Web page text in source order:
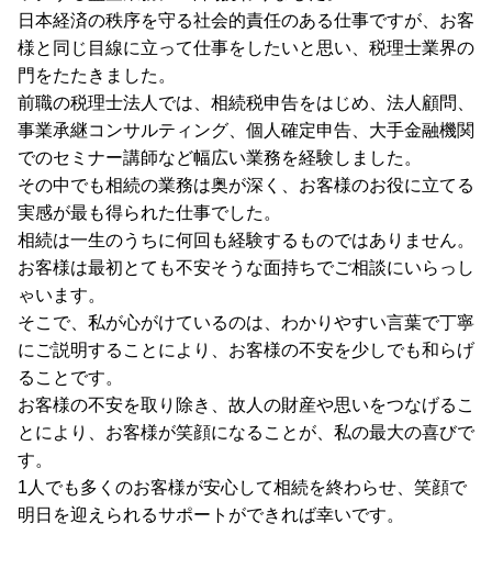
日本経済の秩序を守る社会的責任のある仕事ですが、お客
様と同じ目線に立って仕事をしたいと思い、税理士業界の
門をたたきました。
前職の税理士法人では、相続税申告をはじめ、法人顧問、
事業承継コンサルティング、個人確定申告、大手金融機関
でのセミナー講師など幅広い業務を経験しました。
その中でも相続の業務は奥が深く、お客様のお役に立てる
実感が最も得られた仕事でした。
相続は一生のうちに何回も経験するものではありません。
お客様は最初とても不安そうな面持ちでご相談にいらっし
ゃいます。
そこで、私が心がけているのは、わかりやすい言葉で丁寧
にご説明することにより、お客様の不安を少しでも和らげ
ることです。
お客様の不安を取り除き、故人の財産や思いをつなげるこ
とにより、お客様が笑顔になることが、私の最大の喜びで
す。
1人でも多くのお客様が安心して相続を終わらせ、笑顔で
明日を迎えられるサポートができれば幸いです。